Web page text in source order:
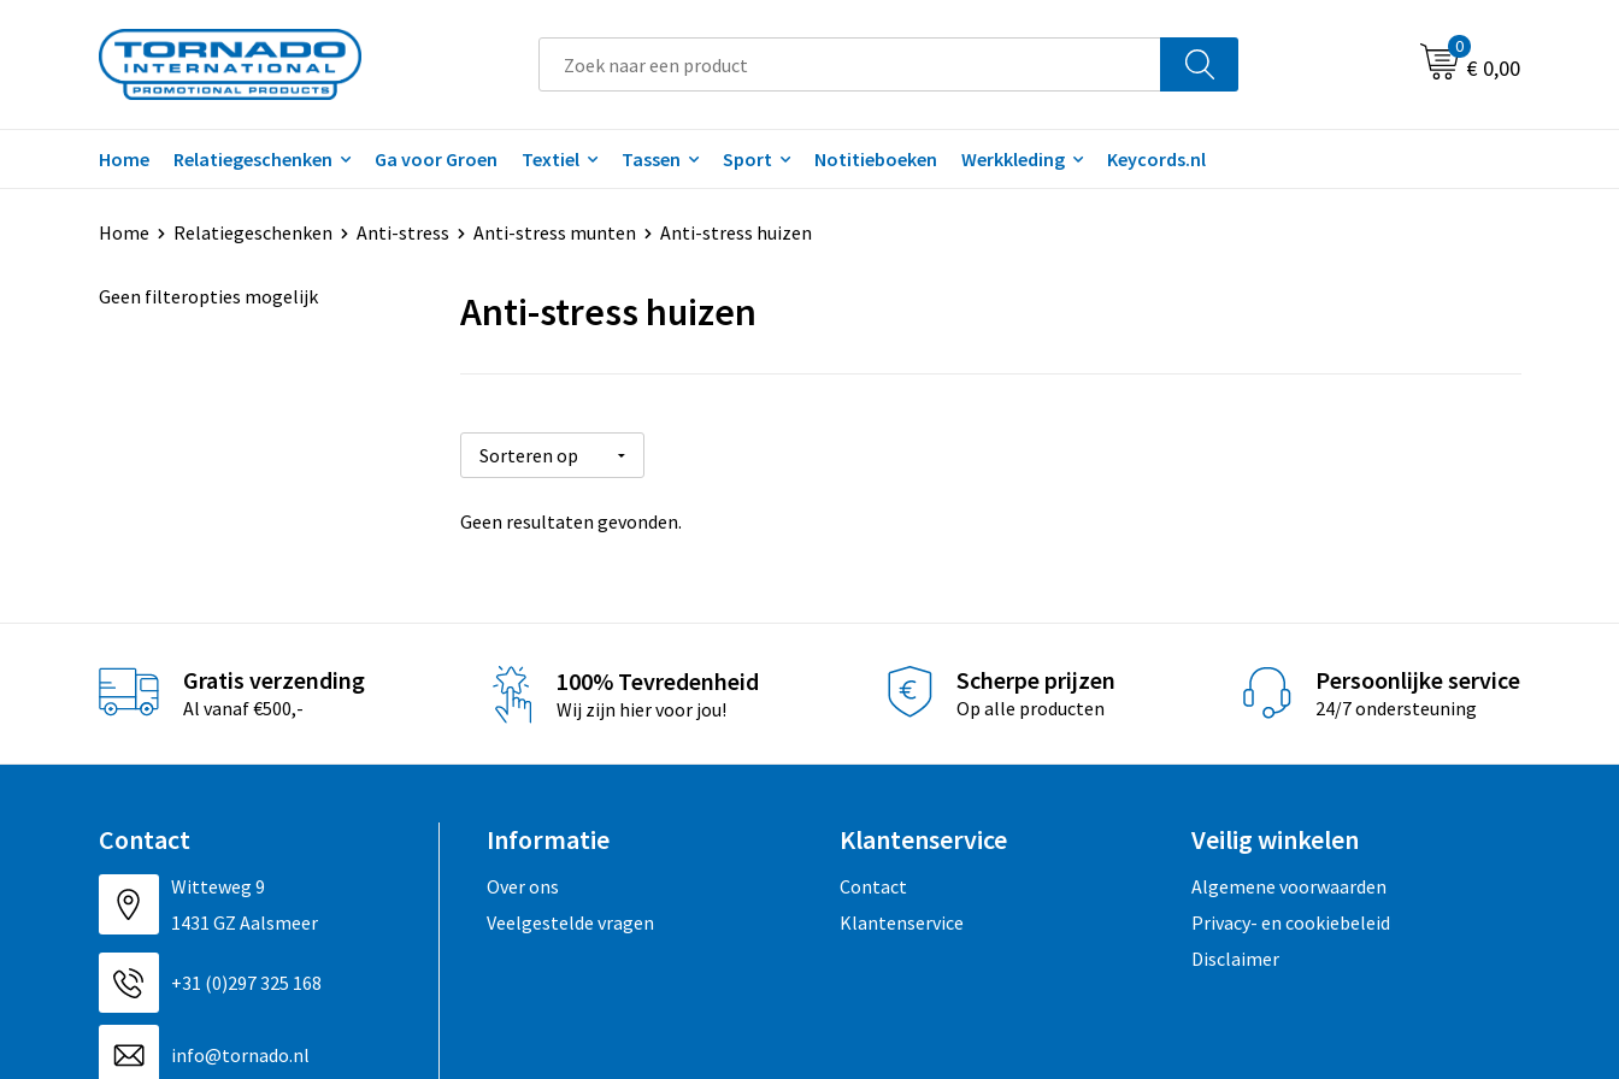
0
€ 0,00
Home Relatiegeschenken Ga voor Groen Textiel Tassen Sport Notitieboeken Werkkleding Keycords.nl
Home Relatiegeschenken Anti-stress Anti-stress munten Anti-stress huizen
Geen filteropties mogelijk Anti-stress huizen
Geen resultaten gevonden.
Gratis verzending
Al vanaf €500,-
100% Tevredenheid
Wij zijn hier voor jou!
Scherpe prijzen
Op alle producten
Persoonlijke service
24/7 ondersteuning
Contact
Witteweg 9
1431 GZ Aalsmeer
+31 (0)297 325 168
info@tornado.nl
Informatie
Over ons
Veelgestelde vragen
Klantenservice
Contact
Klantenservice
Veilig winkelen
Algemene voorwaarden
Privacy- en cookiebeleid
Disclaimer